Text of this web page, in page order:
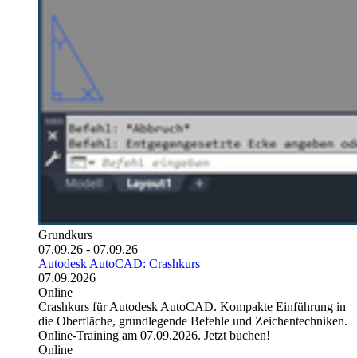
Grundkurs
07.09.26 - 07.09.26
Autodesk AutoCAD: Crashkurs
07.09.2026
Online
Crashkurs für Autodesk AutoCAD. Kompakte Einführung in
die Oberfläche, grundlegende Befehle und Zeichentechniken.
Online-Training am 07.09.2026. Jetzt buchen!
Online